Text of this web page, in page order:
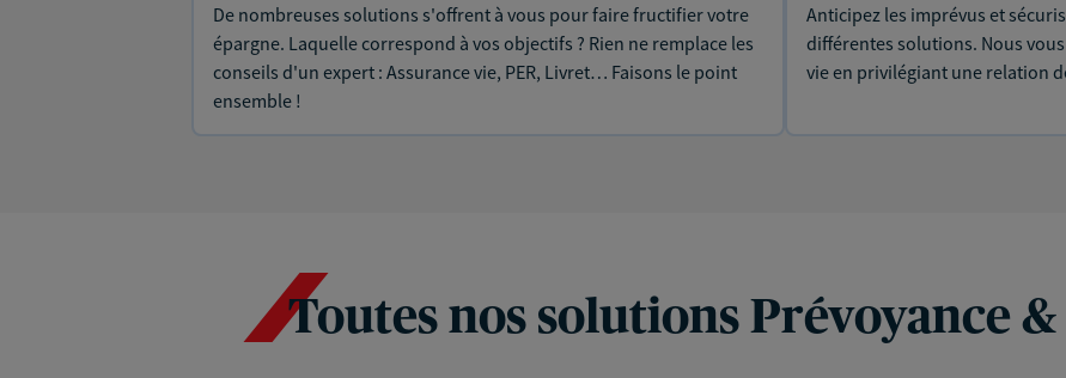
De nombreuses solutions s'offrent à vous pour faire fructifier votre
épargne. Laquelle correspond à vos objectifs ? Rien ne remplace les
conseils d'un expert : Assurance vie, PER, Livret… Faisons le point
ensemble !
Anticipez les imprévus et
différentes solutions. Nous
vie en privilégiant une relation
Toutes nos solutions Prévoyance